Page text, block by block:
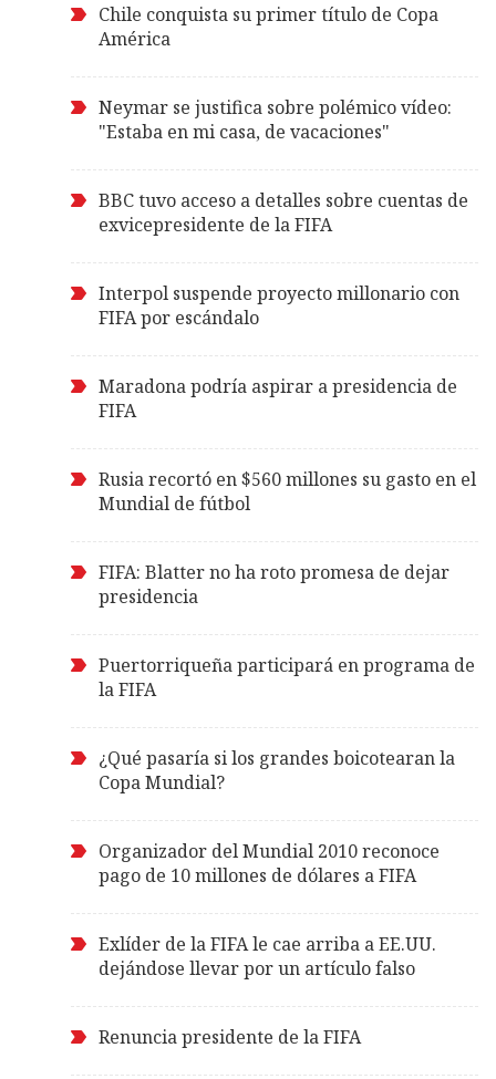
Chile conquista su primer título de Copa
América
Neymar se justifica sobre polémico vídeo:
"Estaba en mi casa, de vacaciones"
BBC tuvo acceso a detalles sobre cuentas de
exvicepresidente de la FIFA
Interpol suspende proyecto millonario con
FIFA por escándalo
Maradona podría aspirar a presidencia de
FIFA
Rusia recortó en $560 millones su gasto en el
Mundial de fútbol
FIFA: Blatter no ha roto promesa de dejar
presidencia
Puertorriqueña participará en programa de
la FIFA
¿Qué pasaría si los grandes boicotearan la
Copa Mundial?
Organizador del Mundial 2010 reconoce
pago de 10 millones de dólares a FIFA
Exlíder de la FIFA le cae arriba a EE.UU.
dejándose llevar por un artículo falso
Renuncia presidente de la FIFA